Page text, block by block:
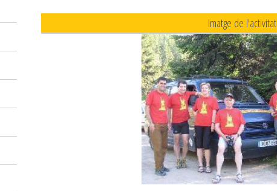
Imatge de l'activitat